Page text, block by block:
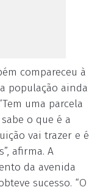
compareceu à
população ainda
uma parcela
o que é a
vai trazer e é
afirma. A
da avenida
sucesso. “O